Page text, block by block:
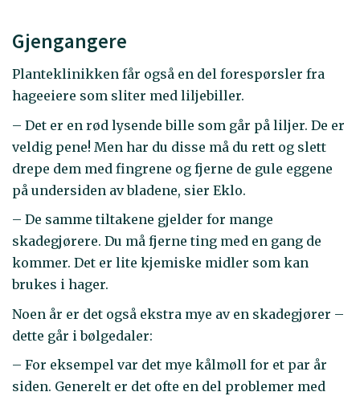
Gjengangere
Planteklinikken får også en del forespørsler fra
hageeiere som sliter med liljebiller.
– Det er en rød lysende bille som går på liljer. De er
veldig pene! Men har du disse må du rett og slett
drepe dem med fingrene og fjerne de gule eggene
på undersiden av bladene, sier Eklo.
– De samme tiltakene gjelder for mange
skadegjørere. Du må fjerne ting med en gang de
kommer. Det er lite kjemiske midler som kan
brukes i hager.
Noen år er det også ekstra mye av en skadegjører –
dette går i bølgedaler:
– For eksempel var det mye kålmøll for et par år
siden. Generelt er det ofte en del problemer med